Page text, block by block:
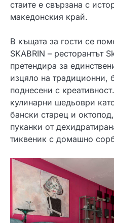
стаите е свързана с
македонския край.
В къщата за гости се
SKABRIN – ресторантът
претендира за
изцяло на традиционни,
поднесени с
кулинарни шедьоври
бански старец и
пуканки от
тиквеник с домашно